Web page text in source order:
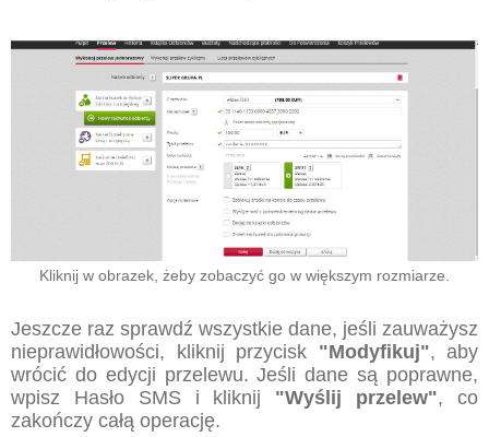
Kliknij w obrazek, żeby zobaczyć go w większym rozmiarze.
Jeszcze raz sprawdź wszystkie dane, jeśli zauważysz
nieprawidłowości, kliknij przycisk "Modyfikuj", aby
wrócić do edycji przelewu. Jeśli dane są poprawne,
wpisz Hasło SMS i kliknij "Wyślij przelew", co
zakończy całą operację.